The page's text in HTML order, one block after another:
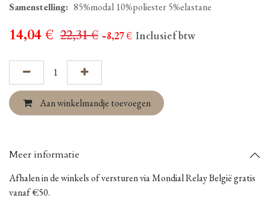
Samenstelling: 85%modal 10%poliester 5%elastane
14,04 € 22,31€ - 8,27€ Inclusief btw
Aan winkelmandje toevoegen
Meer informatie
Afhalen in de winkels of versturen via Mondial Relay België gratis
vanaf €50.